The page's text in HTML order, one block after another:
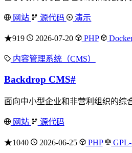
网站 源代码 演示
★919 2026-07-20 PHP
内容管理系统（CMS）
Backdrop CMS#
面向中小型企业和非营利组织的综
网站 源代码
★1040 2026-06-25 PHP